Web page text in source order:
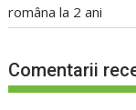
româna la 2 ani
Comentarii